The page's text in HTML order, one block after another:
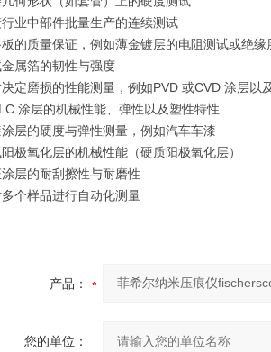
业中部件批量生产的连续测试
的质量保证，例如薄金镀层的电阻测试或绝缘
属箔的韧性与强度
定磨损的性能测量，例如PVD 或CVD 涂层
涂层的机械性能、弹性以及塑性特性
层的硬度与弹性测量，例如汽车车漆
极氧化层的机械性能（硬质阳极氧化层）
层的耐刮擦性与耐磨性
个样品进行自动化测量
产品：
您的单位：